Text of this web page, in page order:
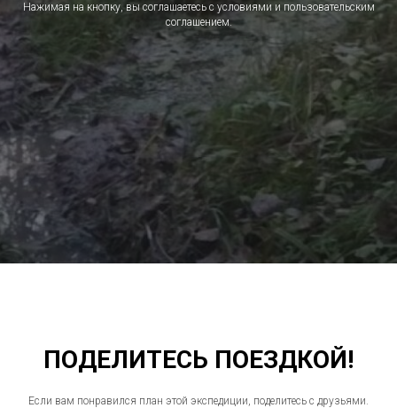
Нажимая на кнопку, вы соглашаетесь с условиями и пользовательским
соглашением.
ПОДЕЛИТЕСЬ ПОЕЗДКОЙ!
Если вам понравился план этой экспедиции, поделитесь с друзьями.